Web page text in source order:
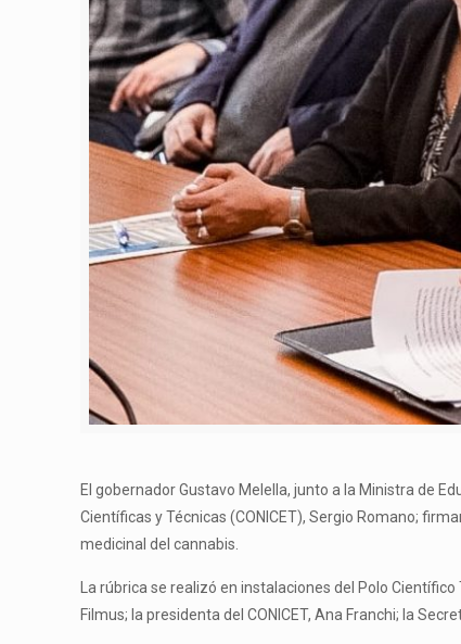
El gobernador Gustavo Melella, junto a la Ministra de
Científicas y Técnicas (CONICET), Sergio Romano;
medicinal del cannabis.
La rúbrica se realizó en instalaciones del Polo
Filmus; la presidenta del CONICET, Ana Franchi; la